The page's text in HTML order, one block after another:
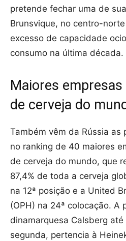
pretende fechar uma de
Brunsvique, no centro-
excesso de capacidade
consumo na última década.
Maiores
de cerveja do
Também vêm da Rússia as
no ranking de 40 maiores
de cerveja do mundo, que
87,4% de toda a cerveja
na 12ª posição e a United
(OPH) na 24ª colocação. A
dinamarquesa Calsberg
segunda, pertencia à